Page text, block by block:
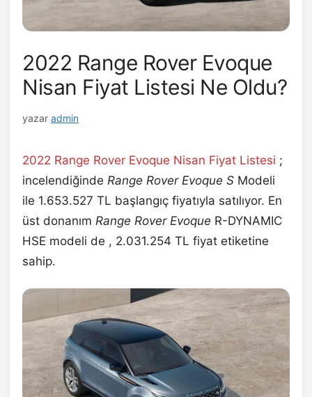
2022 Range Rover Evoque
Nisan Fiyat Listesi Ne Oldu?
yazar admin
2022 Range Rover Evoque Nisan Fiyat Listesi ;
incelendiğinde Range Rover Evoque S Modeli
ile 1.653.527 TL başlangıç fiyatıyla satılıyor. En
üst donanım Range Rover Evoque R-DYNAMIC
HSE modeli de , 2.031.254 TL fiyat etiketine
sahip.